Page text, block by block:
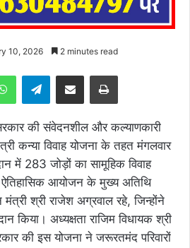
10, 2026 2 minutes read
WhatsAppTelegramShare via Email Print
की संवेदनशील और कल्याणकारी
कन्या विवाह योजना के तहत मंगलवार
में 283 जोड़ों का सामूहिक विवाह
आयोजन के मुख्य अतिथि
श्री राजेश अग्रवाल रहे, जिन्होंने
किया। अध्यक्षता राजिम विधायक श्री
की इस योजना ने जरूरतमंद परिवारों